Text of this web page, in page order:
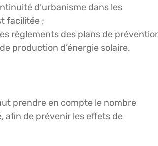
d’urbanisme dans les
facilitée ;
règlements des plans de
production d’énergie solaire.
prendre en compte le nombre
afin de prévenir les effets de